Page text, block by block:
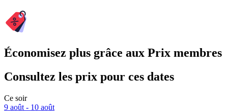
Économisez plus grâce aux Prix membres
Consultez les prix pour ces dates
Ce soir
9 août - 10 août